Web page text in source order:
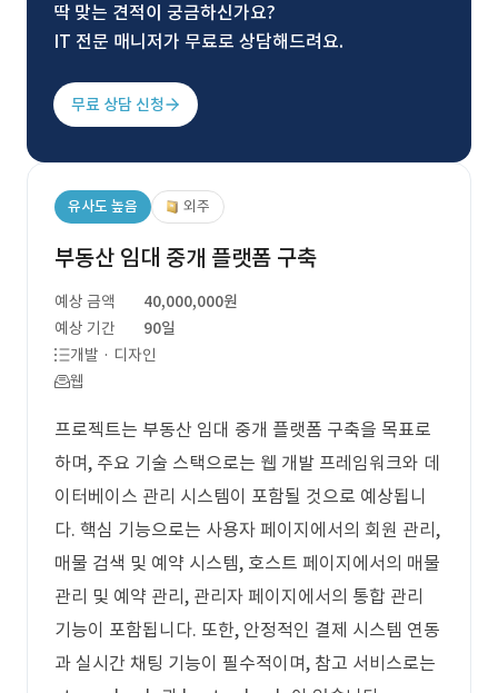
딱 맞는 견적이 궁금하신가요?
IT 전문 매니저가 무료로 상담해드려요.
무료 상담 신청
유사도 높음 외주
부동산 임대 중개 플랫폼 구축
예상 금액
40,000,000원
예상 기간
90일
개발 · 디자인
웹
프로젝트는 부동산 임대 중개 플랫폼 구축을 목표로
하며, 주요 기술 스택으로는 웹 개발 프레임워크와 데
이터베이스 관리 시스템이 포함될 것으로 예상됩니
다. 핵심 기능으로는 사용자 페이지에서의 회원 관리,
매물 검색 및 예약 시스템, 호스트 페이지에서의 매물
관리 및 예약 관리, 관리자 페이지에서의 통합 관리
기능이 포함됩니다. 또한, 안정적인 결제 시스템 연동
과 실시간 채팅 기능이 필수적이며, 참고 서비스로는